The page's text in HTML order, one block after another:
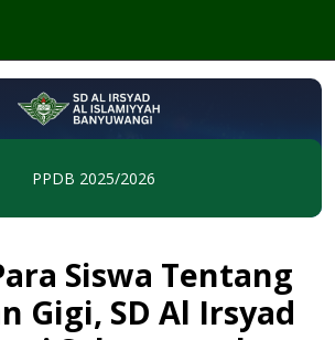
PPDB 2025/2026
Siswa Tentang
Gigi, SD Al Irsyad